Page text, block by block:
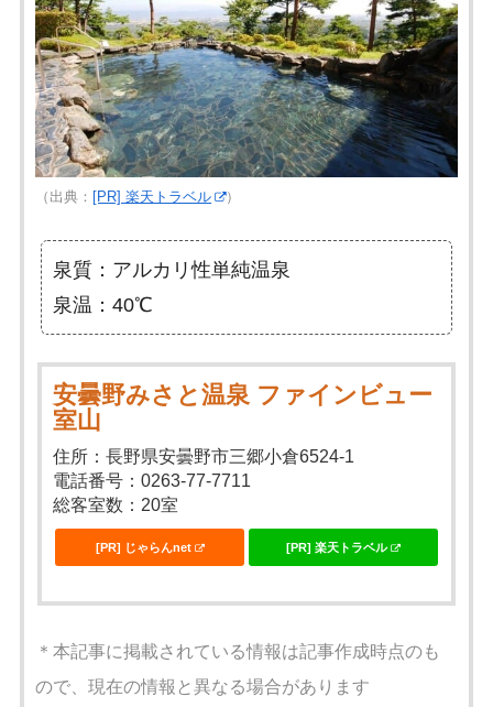
（出典： [PR] 楽天トラベル ）
泉質：アルカリ性単純温泉
泉温：40℃
安曇野みさと温泉 ファインビュー
室山
住所：長野県安曇野市三郷小倉6524-1
電話番号：0263-77-7711
総客室数：20室
[PR] じゃらんnet [PR] 楽天トラベル
＊本記事に掲載されている情報は記事作成時点のも
ので、現在の情報と異なる場合があります